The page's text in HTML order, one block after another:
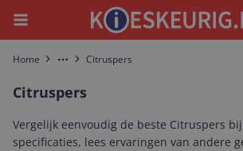
Menu
Home More Citruspers
Citruspers
Vergelijk eenvoudig de beste Citruspers
specificaties, lees ervaringen van andere